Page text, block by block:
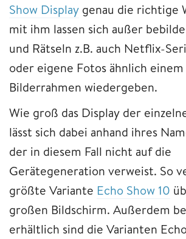
Show Display genau die richtige
mit ihm lassen sich außer
und Rätseln z.B. auch Netflix-
oder eigene Fotos ähnlich
Bilderrahmen wiedergeben.
Wie groß das Display der
lässt sich dabei anhand ihres
der in diesem Fall nicht auf die
Gerätegeneration verweist. So
größte Variante Echo Show 10
großen Bildschirm. Außerdem
erhältlich sind die Varianten